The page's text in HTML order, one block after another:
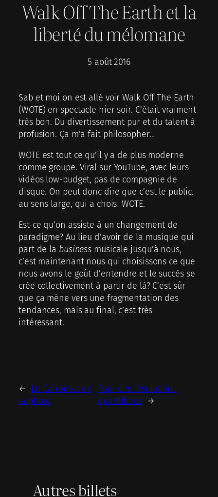
Walk Off The Earth et la
liberté du mélomane
5 août 2016
Sab et moi on est allé voir Walk Off The Earth
(WOTE) en spectacle hier soir. C’était vraiment
très bon. Du divertissement pur et du talent à
profusion. Ça m’a fait philosopher…
WOTE est tout ce qu’il y a de plus moderne
comme groupe. Viral sur YouTube, avec leurs
vidéos low-budget, pas de compagnie de
disque. On peut donc dire que c’est le public,
au sens large, qui a choisi WOTE.
Est-ce qu’on assiste à un changement de
paradigme? Au lieu d’avoir de la musique qui
part de la business musicale jusqu’à nous,
c’est maintenant nous qui choisissons ce que
nous avons le goût d’entendre et le succès se
crée collectivement à partir de là? C’est sûr
que ça mène vers une fragmentation des
tendances, mais au final, c’est très
intéressant.
←
Le Carrousel de
la photo
Pour des résolutions
quantifiées →
Autres billets